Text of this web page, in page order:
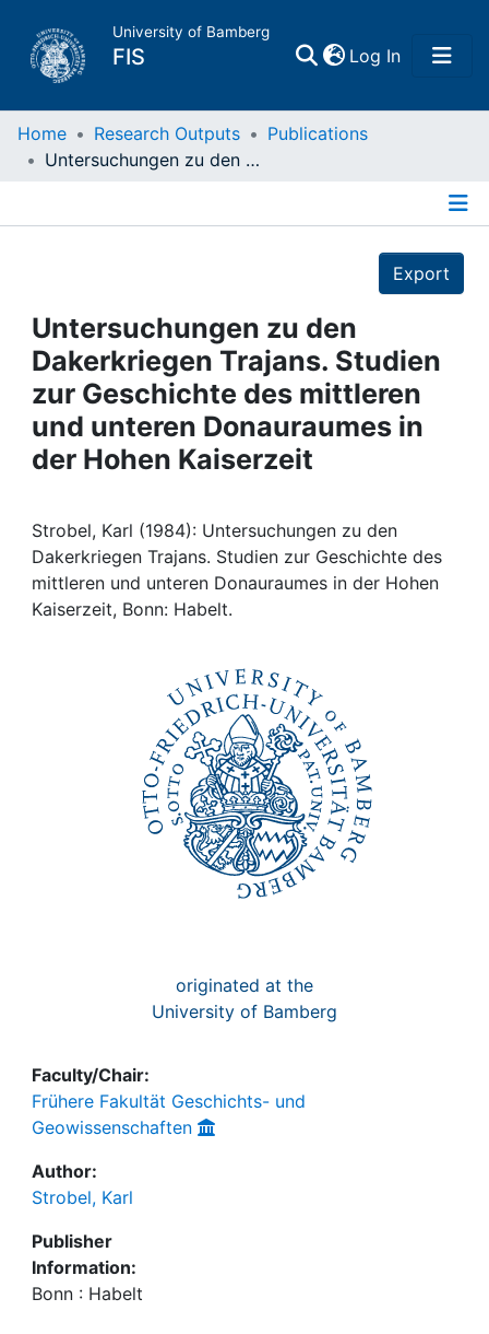
University of Bamberg
FIS Log In(current)
Home
Projects
People
Institutions
My FIS
Help
Home Research Outputs
Publications
Untersuchungen zu den Dakerkriegen Trajans. Studien zur Geschichte des mittleren und unteren Donauraumes in der Hohen Kaiserzeit
Export
Untersuchungen zu den
Dakerkriegen Trajans. Studien
zur Geschichte des mittleren
und unteren Donauraumes in
der Hohen Kaiserzeit
Strobel, Karl (1984): Untersuchungen zu den
Dakerkriegen Trajans. Studien zur Geschichte des
mittleren und unteren Donauraumes in der Hohen
Kaiserzeit, Bonn: Habelt.
originated at the
University of Bamberg
Faculty/Chair:
Frühere Fakultät Geschichts- und
Geowissenschaften
Author:
Strobel, Karl
Publisher
Information:
Bonn : Habelt